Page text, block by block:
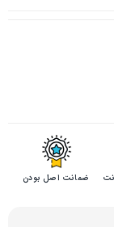
ضمانت اصل بودن